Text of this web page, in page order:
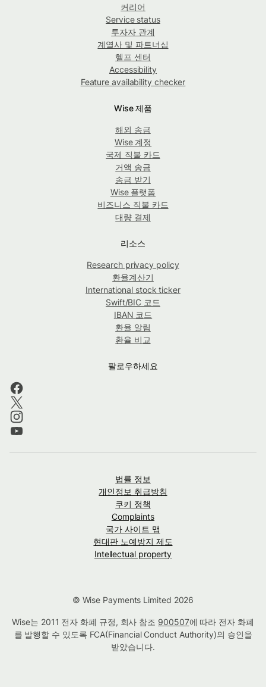
커리어
Service status
투자자 관계
계열사 및 파트너십
헬프 센터
Accessibility
Feature availability checker
Wise 제품
해외 송금
Wise 계정
국제 직불 카드
거액 송금
송금 받기
Wise 플랫폼
비즈니스 직불 카드
대량 결제
리소스
Research privacy policy
환율계산기
International stock ticker
Swift/BIC 코드
IBAN 코드
환율 알림
환율 비교
팔로우하세요
법률 정보
개인정보 취급방침
쿠키 정책
Complaints
국가 사이트 맵
현대판 노예방지 제도
Intellectual property
© Wise Payments Limited 2026
Wise는 2011 전자 화폐 규정, 회사 참조 900507에 따라 전자 화폐
를 발행할 수 있도록 FCA(Financial Conduct Authority)의 승인을
받았습니다.